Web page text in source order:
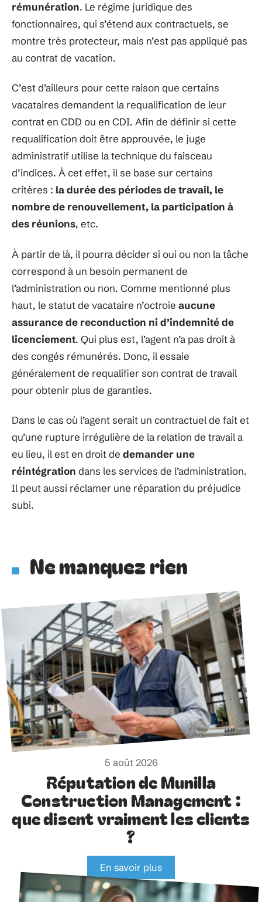
rémunération. Le régime juridique des
fonctionnaires, qui s’étend aux contractuels, se
montre très protecteur, mais n’est pas appliqué pas
au contrat de vacation.
C’est d’ailleurs pour cette raison que certains
vacataires demandent la requalification de leur
contrat en CDD ou en CDI. Afin de définir si cette
requalification doit être approuvée, le juge
administratif utilise la technique du faisceau
d’indices. À cet effet, il se base sur certains
critères : la durée des périodes de travail, le
nombre de renouvellement, la participation à
des réunions, etc.
À partir de là, il pourra décider si oui ou non la tâche
correspond à un besoin permanent de
l’administration ou non. Comme mentionné plus
haut, le statut de vacataire n’octroie aucune
assurance de reconduction ni d’indemnité de
licenciement. Qui plus est, l’agent n’a pas droit à
des congés rémunérés. Donc, il essaie
généralement de requalifier son contrat de travail
pour obtenir plus de garanties.
Dans le cas où l’agent serait un contractuel de fait et
qu’une rupture irrégulière de la relation de travail a
eu lieu, il est en droit de demander une
réintégration dans les services de l’administration.
Il peut aussi réclamer une réparation du préjudice
subi.
Ne manquez rien
5 août 2026
Réputation de Munilla
Construction Management :
que disent vraiment les clients
?
En savoir plus